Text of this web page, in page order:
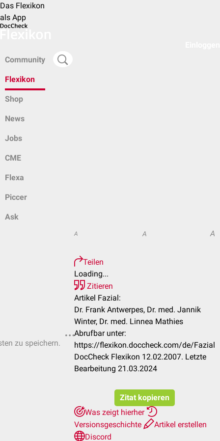
Das Flexikon
als App
Community
Flexikon
Shop
News
Jobs
CME
Flexa
Piccer
Ask
zu speichern.
A A A
Teilen
Loading...
Zitieren
Artikel Fazial:
Dr. Frank Antwerpes, Dr. med. Jannik
Winter, Dr. med. Linnea Mathies
Abrufbar unter:
https://flexikon.doccheck.com/de/Fazial
DocCheck Flexikon 12.02.2007. Letzte
Bearbeitung 21.03.2024
Zitat kopieren
Was zeigt hierher
Versionsgeschichte
Artikel erstellen
Discord